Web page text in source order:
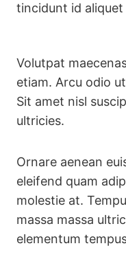
tincidunt id aliquet
Volutpat
etiam. Arcu odio
Sit amet nisl
ultricies.
Ornare aenean
eleifend quam
molestie at.
massa massa
elementum